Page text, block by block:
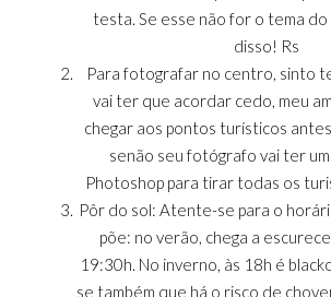
testa. Se esse não for o tema do
disso! Rs
Para fotografar no centro, sinto
vai ter que acordar cedo, meu
chegar aos pontos turísticos
senão seu fotógrafo vai ter
Photoshop para tirar todas os
Pôr do sol: Atente-se para o
põe: no verão, chega a
19:30h. No inverno, às 18h é
se também que há o risco de